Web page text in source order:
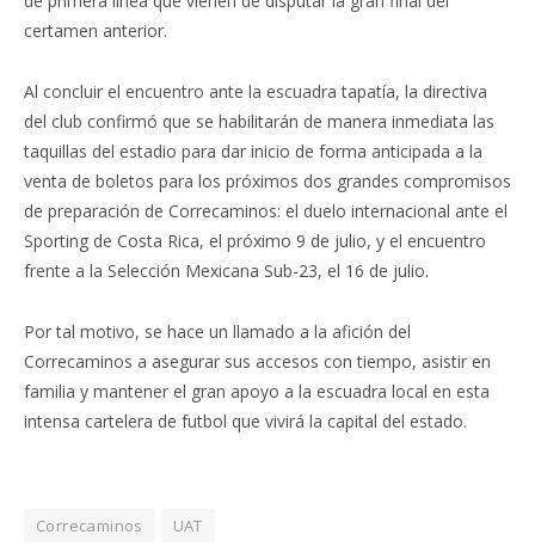
certamen anterior.
Al concluir el encuentro ante la escuadra tapatía, la directiva
del club confirmó que se habilitarán de manera inmediata las
taquillas del estadio para dar inicio de forma anticipada a la
venta de boletos para los próximos dos grandes compromisos
de preparación de Correcaminos: el duelo internacional ante el
Sporting de Costa Rica, el próximo 9 de julio, y el encuentro
frente a la Selección Mexicana Sub-23, el 16 de julio.
Por tal motivo, se hace un llamado a la afición del
Correcaminos a asegurar sus accesos con tiempo, asistir en
familia y mantener el gran apoyo a la escuadra local en esta
intensa cartelera de futbol que vivirá la capital del estado.
Correcaminos UAT